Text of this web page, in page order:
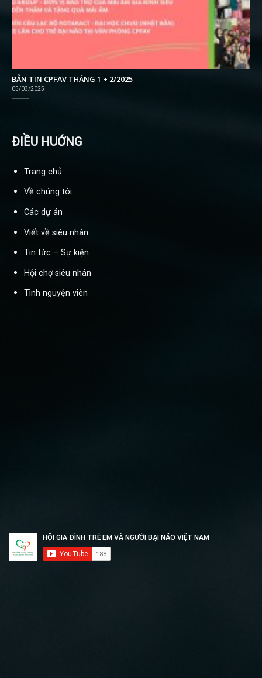
BẢN TIN CPFAV THÁNG 1 + 2/2025
05/03/2025
ĐIỀU HUỚNG
Trang chủ
Về chúng tôi
Các dự án
Viết về siêu nhân
Tin tức – Sự kiện
Hội chợ siêu nhân
Tình nguyện viên